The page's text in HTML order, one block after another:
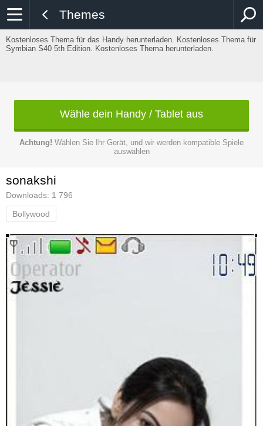
Themes
Kostenloses Thema für das Handy herunterladen. Kostenloses Thema für
Symbian S40 5th Edition. Kostenloses Thema herunterladen.
Wähle dein Handy / Tablet aus
Achtung! Wählen Sie Ihr Gerät, und wir werden kompatible Spiele
auswählen
sonakshi
Downloads: 1 796
Bollywood